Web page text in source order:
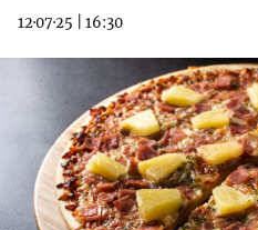
12·07·25 16:30